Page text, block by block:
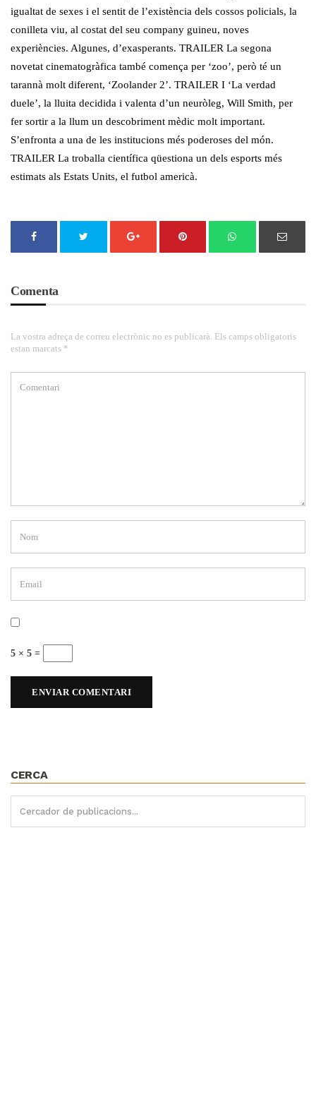
igualtat de sexes i el sentit de l’existència dels cossos policials, la
conilleta viu, al costat del seu company guineu, noves
experiències. Algunes, d’exasperants. TRAILER La segona
novetat cinematogràfica també comença per ‘zoo’, però té un
tarannà molt diferent, ‘Zoolander 2’. TRAILER I ‘La verdad
duele’, la lluita decidida i valenta d’un neuròleg, Will Smith, per
fer sortir a la llum un descobriment mèdic molt important.
S’enfronta a una de les institucions més poderoses del món.
TRAILER La troballa científica qüestiona un dels esports més
estimats als Estats Units, el futbol americà.
Comenta
La vostra adreça de correu electrònic no es publicarà. Els camps obligatoris
estan marcats *
5 × 5 =
CERCA